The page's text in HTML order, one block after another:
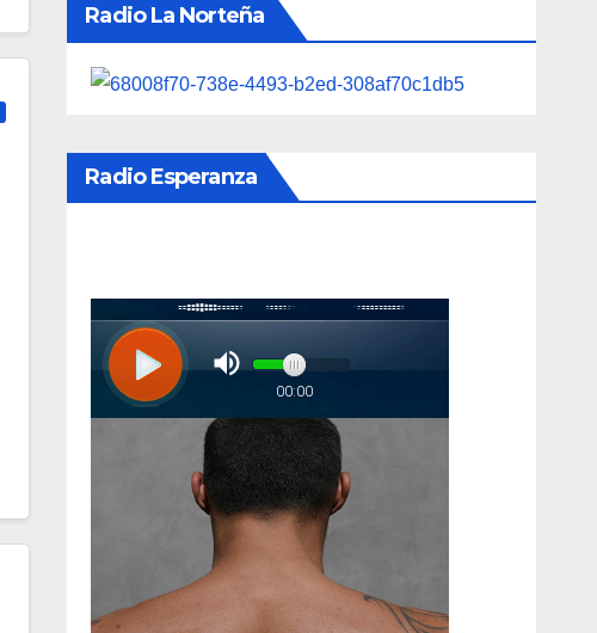
Radio La Norteña
Radio Esperanza